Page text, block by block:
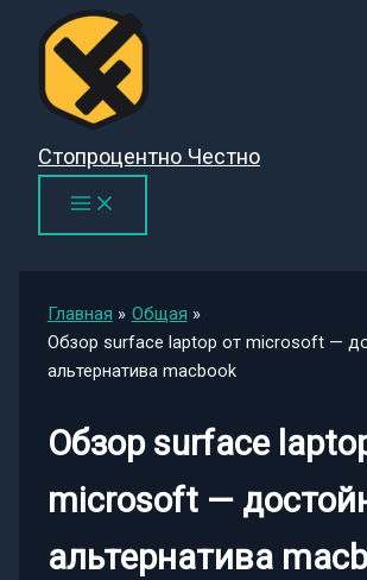
Перейти
содержимому
Стопроцентно Честно
Главная
Общая
Обзор surface laptop от microsoft —
альтернатива macbook
Обзор surface
microsoft —
альтернатива